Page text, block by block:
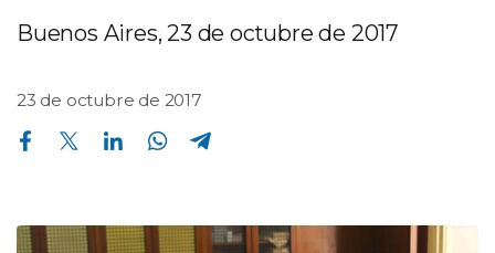
Buenos Aires, 23 de octubre de 2017
23 de octubre de 2017
Compartir en Facebook Compartir en Twitter Compartir en Linkedin Compartir en Whatsapp